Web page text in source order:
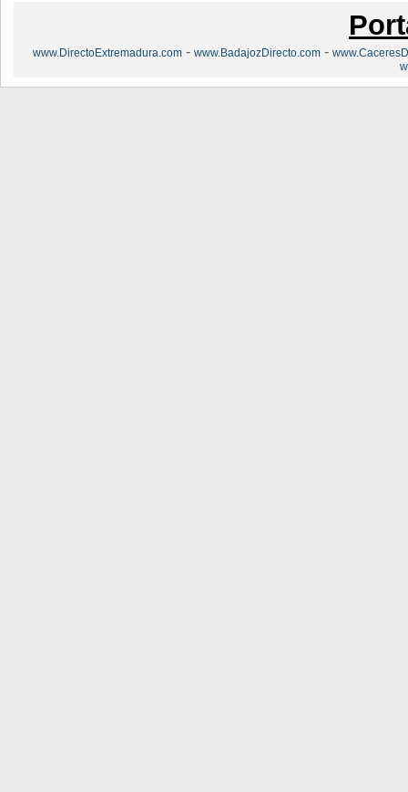
www.DirectoExtremadura.com - www.BadajozDirecto.com -